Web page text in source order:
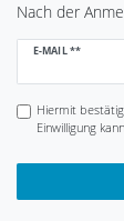
Nach der
E-MAIL **
Newsletter
Hiermit
Einwilligung